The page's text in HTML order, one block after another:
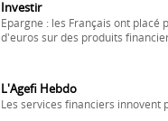
Investir
Epargne : les Français ont placé
d'euros sur des produits
L'Agefi Hebdo
Les services financiers innovent